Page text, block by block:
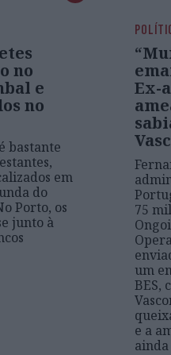
no
e
no
bastante
em
do
Porto, os
junto à
Ex-
75
um
BES,
e a